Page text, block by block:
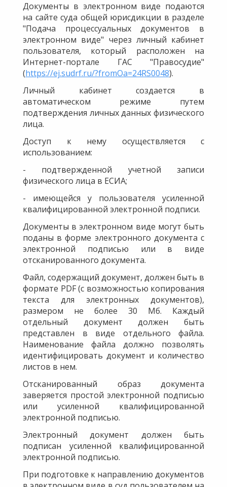
Документы в электронном виде подаются
на сайте суда общей юрисдикции в разделе
"Подача процессуальных документов в
электронном виде" через личный кабинет
пользователя, который расположен на
Интернет-портале ГАС "Правосудие"
(https://ej.sudrf.ru/?fromOa=24RS0048).
Личный кабинет создается в
автоматическом режиме путем
подтверждения личных данных физического
лица.
Доступ к нему осуществляется с
использованием:
- подтвержденной учетной записи
физического лица в ЕСИА;
- имеющейся у пользователя усиленной
квалифицированной электронной подписи.
Документы в электронном виде могут быть
поданы в форме электронного документа с
электронной подписью или в виде
отсканированного документа.
Файл, содержащий документ, должен быть в
формате PDF (с возможностью копирования
текста для электронных документов),
размером не более 30 Мб. Каждый
отдельный документ должен быть
представлен в виде отдельного файла.
Наименование файла должно позволять
идентифицировать документ и количество
листов в нем.
Отсканированный образ документа
заверяется простой электронной подписью
или усиленной квалифицированной
электронной подписью.
Электронный документ должен быть
подписан усиленной квалифицированной
электронной подписью.
При подготовке к направлению документов